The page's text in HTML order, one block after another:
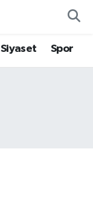
Siyaset Spor